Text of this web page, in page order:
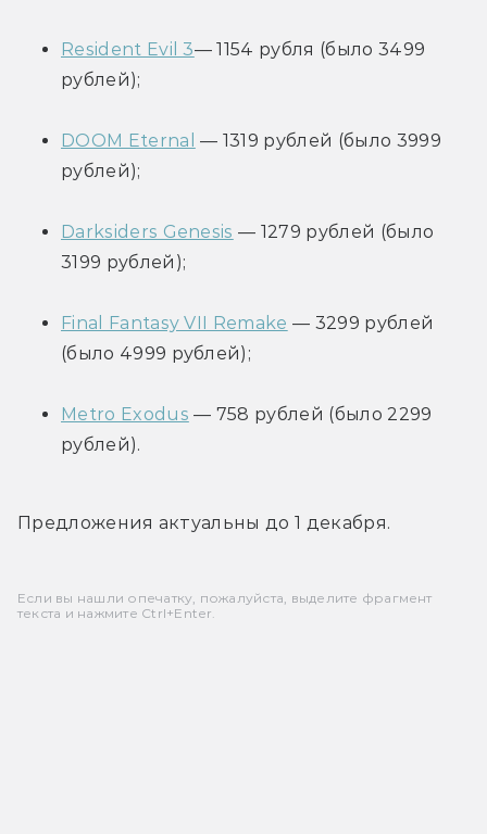
Resident Evil 3— 1154 рубля (было 3499
рублей);
DOOM Eternal — 1319 рублей (было 3999
рублей);
Darksiders Genesis — 1279 рублей (было
3199 рублей);
Final Fantasy VII Remake — 3299 рублей
(было 4999 рублей);
Metro Exodus — 758 рублей (было 2299
рублей).
Предложения актуальны до 1 декабря.
Если вы нашли опечатку, пожалуйста, выделите фрагмент
текста и нажмите Ctrl+Enter.